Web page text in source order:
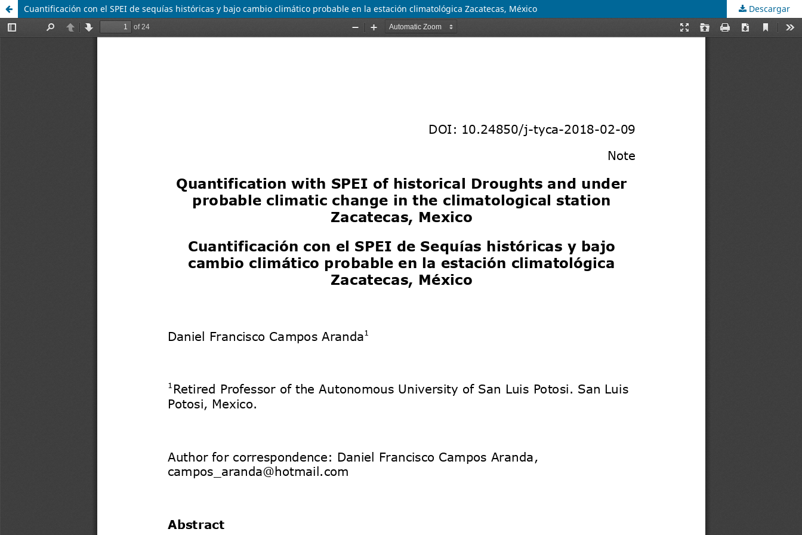
Cuantificación con el SPEI de sequías históricas y bajo cambio climático probable en la estación climatológica Zacatecas, México Descargar